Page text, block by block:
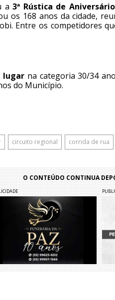
a3ª Rústica de
os 168 anos da cidade,
Entre os competidores
lugar na categoria 30/34
do Município.
circuito regional corrida de rua
O CONTEÚDO CONTINUA